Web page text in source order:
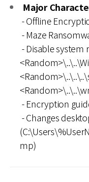
Major
- Offline
- Maze
- Disable system
- Encryption
- Changes
mp)